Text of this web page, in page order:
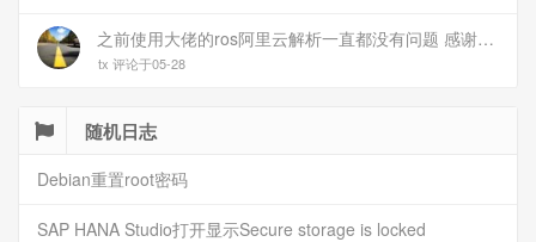
之前使用大佬的ros阿里云解析一直都没有问题 感谢大佬 但上个月开始阿里云的解析返回日志总是出错 日志值为alidns update error,不知为什么 所以请教一下大佬
tx 评论于05-28
随机日志
Debian重置root密码
SAP HANA Studio打开显示Secure storage is locked